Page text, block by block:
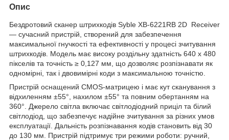
Опис
Бездротовий сканер штрихкодів Syble XB-6221RB 2D Receiver
— сучасний пристрій, створений для забезпечення
максимальної гнучкості та ефективності у процесі зчитування
штрихкодів. Модель має високу роздільну здатність 640 x 480
пікселів та точність ≥ 0,127 мм, що дозволяє розпізнавати як
одномірні, так і двовимірні коди з максимальною точністю.
Пристрій оснащений CMOS-матрицею і має кут сканування з
відхиленням ±55°, нахилом ±55° та повним обертанням на
360°. Джерело світла включає світлодіодний приціл та білий
світлодіод, що забезпечує надійне зчитування за різних умов
експлуатації. Дальність розпізнавання кодів становить від 30
до 130 мм. Пристрій підтримує три режими роботи: ручний,